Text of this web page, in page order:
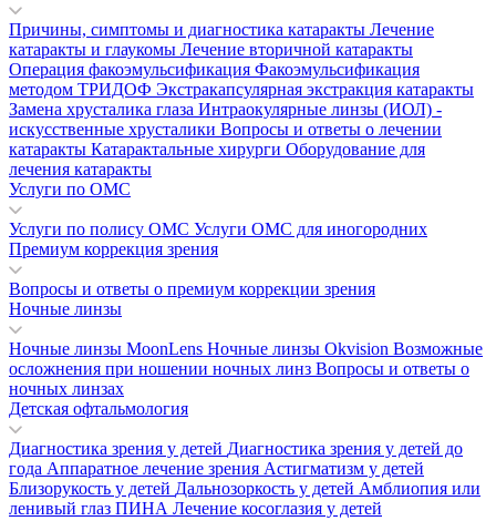
Причины, симптомы и диагностика катаракты Лечение
катаракты и глаукомы Лечение вторичной катаракты
Операция факоэмульсификация Факоэмульсификация
методом ТРИДОФ Экстракапсулярная экстракция катаракты
Замена хрусталика глаза Интраокулярные линзы (ИОЛ) -
искусственные хрусталики Вопросы и ответы о лечении
катаракты Катарактальные хирурги Оборудование для
лечения катаракты
Услуги по ОМС
Услуги по полису ОМС Услуги ОМС для иногородних
Премиум коррекция зрения
Вопросы и ответы о премиум коррекции зрения
Ночные линзы
Ночные линзы MoonLens Ночные линзы Okvision Возможные
осложнения при ношении ночных линз Вопросы и ответы о
ночных линзах
Детская офтальмология
Диагностика зрения у детей Диагностика зрения у детей до
года Аппаратное лечение зрения Астигматизм у детей
Близорукость у детей Дальнозоркость у детей Амблиопия или
ленивый глаз ПИНА Лечение косоглазия у детей